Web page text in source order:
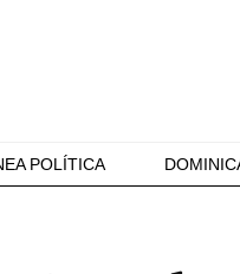
POLÍTICA